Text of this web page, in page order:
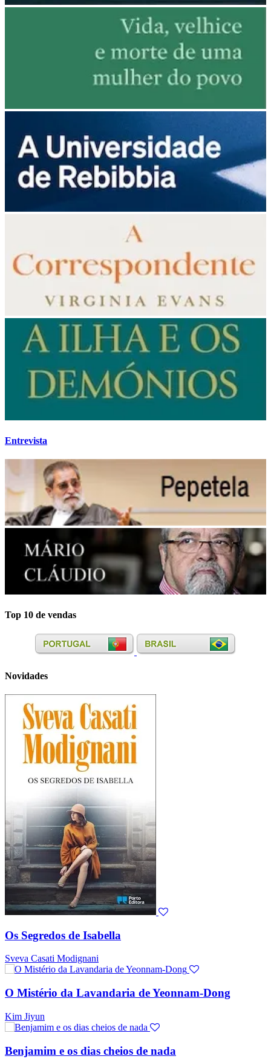
Entrevista
Top 10 de vendas
Novidades
Os Segredos de Isabella
Sveva Casati Modignani
O Mistério da Lavandaria de Yeonnam-Dong
Kim Jiyun
Benjamim e os dias cheios de nada